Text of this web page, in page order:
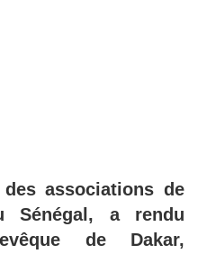
associations de
Sénégal, a rendu
de Dakar,